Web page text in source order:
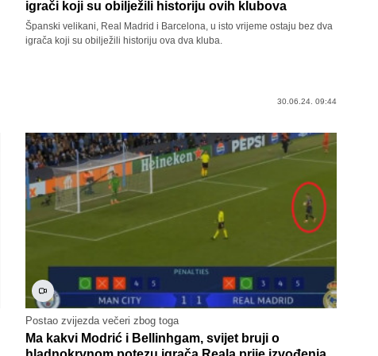
igrači koji su obilježili historiju ovih klubova
Španski velikani, Real Madrid i Barcelona, u isto vrijeme ostaju bez dva
igrača koji su obilježili historiju ova dva kluba.
30.06.24. 09:44
Postao zvijezda večeri zbog toga
Ma kakvi Modrić i Bellinhgam, svijet bruji o